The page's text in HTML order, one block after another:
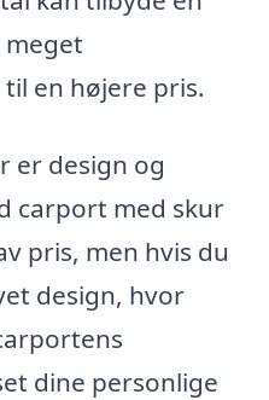
en højere pris.
er design og
carport med skur
pris, men hvis du
design, hvor
dine personlige